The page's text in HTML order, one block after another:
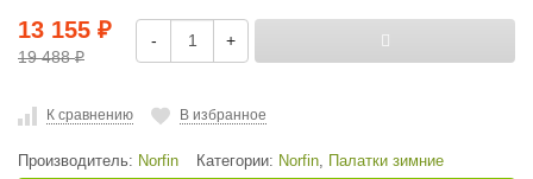
13 155 ₽
19 488₽
- +
К сравнению В избранное
Производитель: Norfin Категории: Norfin, Палатки зимние